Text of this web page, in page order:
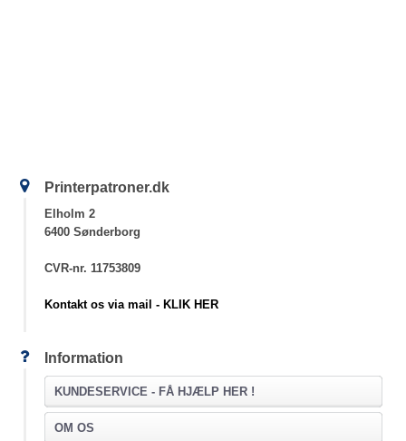
Printerpatroner.dk
Elholm 2
6400 Sønderborg
CVR-nr. 11753809
Kontakt os via mail - KLIK HER
Information
KUNDESERVICE - FÅ HJÆLP HER !
OM OS